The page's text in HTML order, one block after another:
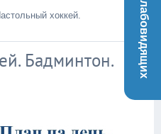
хоккей.
Бадминтон.